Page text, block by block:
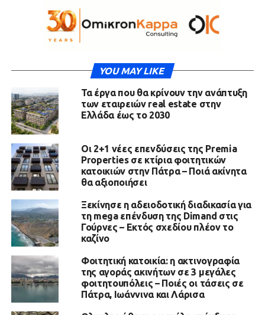
YOU MAY LIKE
Τα έργα που θα κρίνουν την ανάπτυξη
των εταιρειών real estate στην
Ελλάδα έως το 2030
Οι 2+1 νέες επενδύσεις της Premia
Properties σε κτίρια φοιτητικών
κατοικιών στην Πάτρα – Ποιά ακίνητα
θα αξιοποιήσει
Ξεκίνησε η αδειοδοτική διαδικασία για
τη mega επένδυση της Dimand στις
Γούρνες – Εκτός σχεδίου πλέον το
καζίνο
Φοιτητική κατοικία: η ακτινογραφία
της αγοράς ακινήτων σε 3 μεγάλες
φοιτητουπόλεις – Ποιές οι τάσεις σε
Πάτρα, Ιωάννινα και Λάρισα